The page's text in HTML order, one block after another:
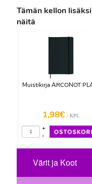
Tämän kellon
näitä
Muistikirja ARCONOT
1,98€ / KPL
-
+
Värit ja Koot